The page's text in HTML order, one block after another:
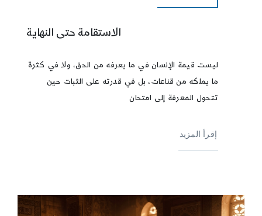
الاستقامة حتى النهاية
ليست قيمة الإنسان في ما يعرفه من الحق، ولا في كثرة
ما يملكه من قناعات، بل في قدرته على الثبات حين
تتحول المعرفة إلى امتحان
إقرأ المزيد